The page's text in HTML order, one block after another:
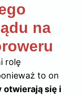
na
rolę
to on
otwierają się i